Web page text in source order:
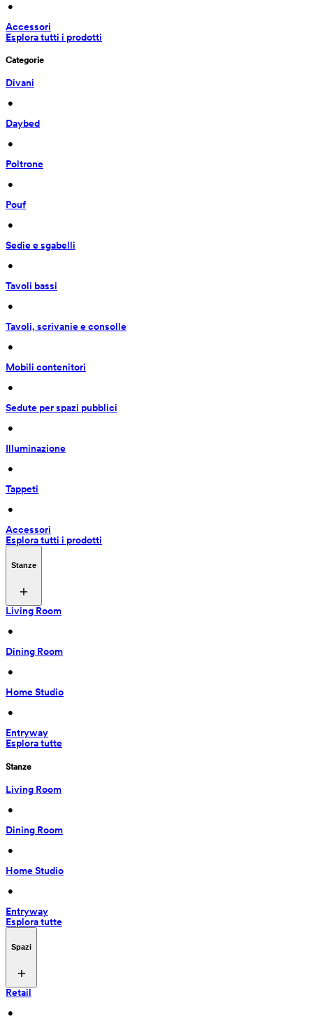
•
Accessori
Esplora tutti i prodotti
Categorie
Divani
•
Daybed
•
Poltrone
•
Pouf
•
Sedie e sgabelli
•
Tavoli bassi
•
Tavoli, scrivanie e consolle
•
Mobili contenitori
•
Sedute per spazi pubblici
•
Illuminazione
•
Tappeti
•
Accessori
Esplora tutti i prodotti
Stanze
Living Room
•
Dining Room
•
Home Studio
•
Entryway
Esplora tutte
Stanze
Living Room
•
Dining Room
•
Home Studio
•
Entryway
Esplora tutte
Spazi
Retail
•